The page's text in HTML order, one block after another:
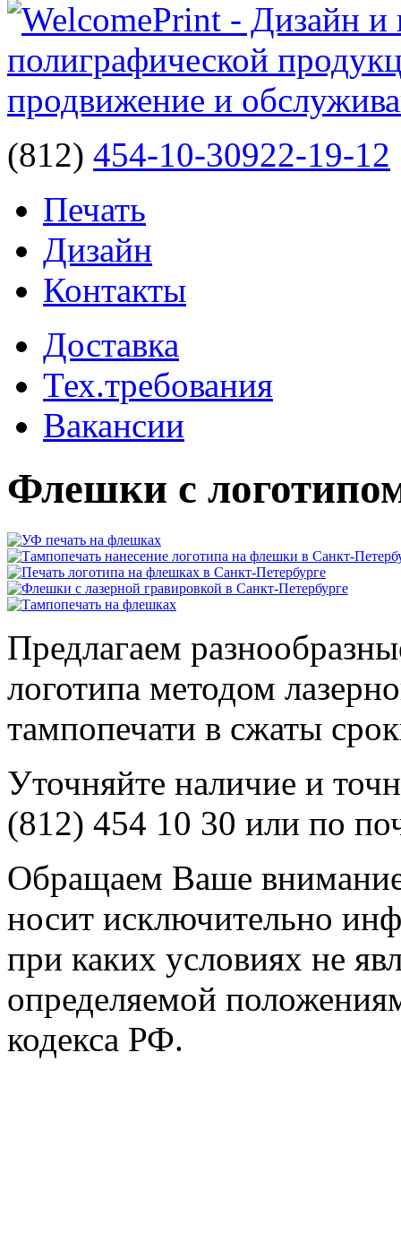
(812) 454-10-30922-19-12
Печать
Дизайн
Контакты
Доставка
Тех.требования
Вакансии
Флешки с
Предлагаем
логотипа методом
тампопечати в сжаты
Уточняйте наличие и
(812) 454 10 30 или по
Обращаем Ваше
носит исключительно
при каких условиях не
определяемой
кодекса РФ.